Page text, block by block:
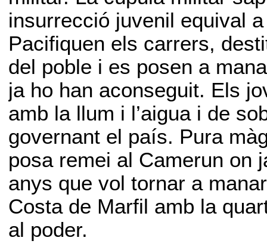
insurrecció juvenil equival
Pacifiquen els carrers,
del poble i es posen a
ja ho han aconseguit. Els
amb la llum i l’aigua i de
governant el país. Pura
posa remei al Camerun on
anys que vol tornar a
Costa de Marfil amb la
al poder.